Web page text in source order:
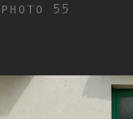
photo 55